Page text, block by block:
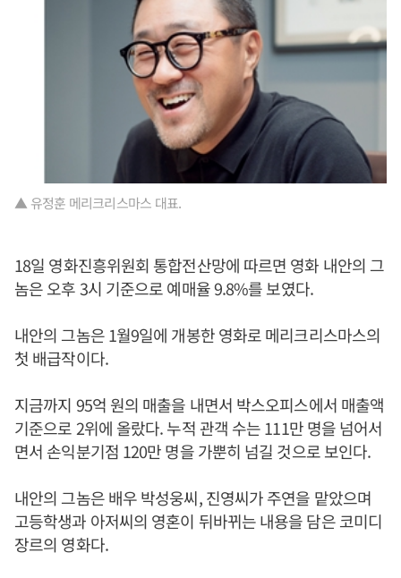
▲ 유정훈 메리크리스마스 대표.
18일 영화진흥위원회 통합전산망에 따르면 영화 내안의 그
놈은 오후 3시 기준으로 예매율 9.8%를 보였다.
내안의 그놈은 1월9일에 개봉한 영화로 메리크리스마스의
첫 배급작이다.
지금까지 95억 원의 매출을 내면서 박스오피스에서 매출액
기준으로 2위에 올랐다. 누적 관객 수는 111만 명을 넘어서
면서 손익분기점 120만 명을 가뿐히 넘길 것으로 보인다.
내안의 그놈은 배우 박성웅씨, 진영씨가 주연을 맡았으며
고등학생과 아저씨의 영혼이 뒤바뀌는 내용을 담은 코미디
장르의 영화다.